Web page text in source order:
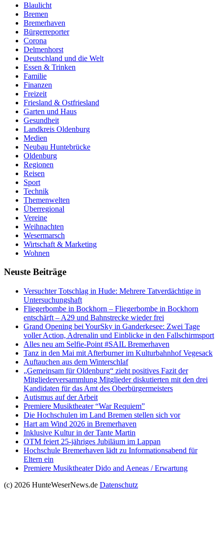
Blaulicht
Bremen
Bremerhaven
Bürgerreporter
Corona
Delmenhorst
Deutschland und die Welt
Essen & Trinken
Familie
Finanzen
Freizeit
Friesland & Ostfriesland
Garten und Haus
Gesundheit
Landkreis Oldenburg
Medien
Neubau Huntebrücke
Oldenburg
Regionen
Reisen
Sport
Technik
Themenwelten
Überregional
Vereine
Weihnachten
Wesermarsch
Wirtschaft & Marketing
Wohnen
Neuste Beiträge
Versucht­er Totschlag in Hude: Mehrere Tatverdächtige in
Untersuchungshaft
Fliegerbombe in Bockhorn – Fliegerbombe in Bockhorn
entschärft – A29 und Bahnstrecke wieder frei
Grand Opening bei YourSky in Ganderkesee: Zwei Tage
voller Action, Adrenalin und Einblicke in den Fallschirmsport
Alles neu am Selfie-Point #SAIL Bremerhaven
Tanz in den Mai mit Afterburner im Kulturbahnhof Vegesack
Auftauchen aus dem Winterschlaf
„Gemeinsam für Oldenburg“ zieht positives Fazit der
Mitgliederversammlung Mitglieder diskutierten mit den drei
Kandidaten für das Amt des Oberbürgermeisters
Autismus auf der Arbeit
Premiere Musiktheater “War Requiem”
Die Hochschulen im Land Bremen stellen sich vor
Hart am Wind 2026 in Bremerhaven
Inklusive Kultur in der Tante Martin
OTM feiert 25-jähriges Jubiläum im Lappan
Hochschule Bremerhaven lädt zu Informationsabend für
Eltern ein
Premiere Musiktheater Dido and Aeneas / Erwartung
(c) 2026 HunteWeserNews.de Datenschutz